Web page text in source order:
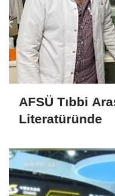
AFSÜ Tıbbi
Literatüründe